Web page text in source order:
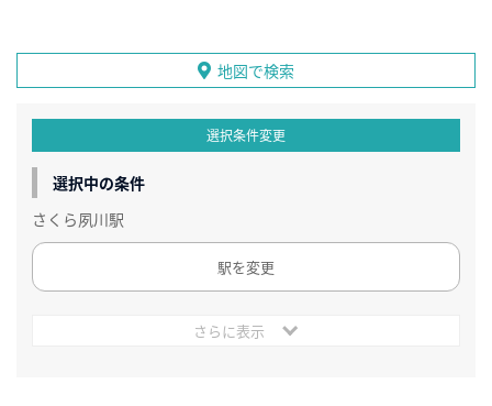
地図で検索
選択条件変更
選択中の条件
さくら夙川駅
駅を変更
さらに表示